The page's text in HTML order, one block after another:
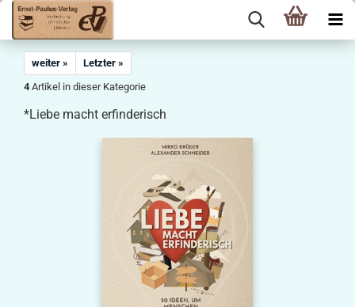
weiter »
Letzter »
4 Artikel in dieser Kategorie
*Liebe macht erfinderisch